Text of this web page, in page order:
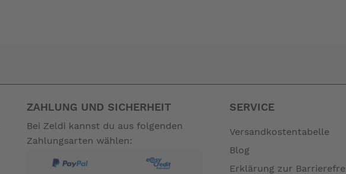
ZAHLUNG UND SICHERHEIT
Bei Zeldi kannst du aus folgenden
Zahlungsarten wählen:
SERVICE
Versandkostentabelle
Blog
Erklärung zur